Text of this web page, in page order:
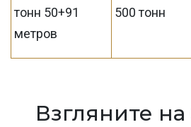
тонн 50+91
метров
500 тонн
Взгляните на